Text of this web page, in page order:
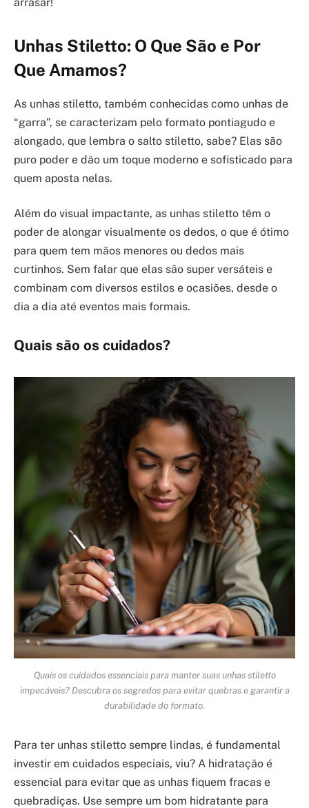
Unhas Stiletto: O Que São e Por
Que Amamos?
As unhas stiletto, também conhecidas como unhas de
“garra”, se caracterizam pelo formato pontiagudo e
alongado, que lembra o salto stiletto, sabe? Elas são
puro poder e dão um toque moderno e sofisticado para
quem aposta nelas.
Além do visual impactante, as unhas stiletto têm o
poder de alongar visualmente os dedos, o que é ótimo
para quem tem mãos menores ou dedos mais
curtinhos. Sem falar que elas são super versáteis e
combinam com diversos estilos e ocasiões, desde o
dia a dia até eventos mais formais.
Quais são os cuidados?
Quais os cuidados essenciais para manter suas unhas stiletto
impecáveis? Descubra os segredos para evitar quebras e garantir a
durabilidade do formato.
Para ter unhas stiletto sempre lindas, é fundamental
investir em cuidados especiais, viu? A hidratação é
essencial para evitar que as unhas fiquem fracas e
quebradiças. Use sempre um bom hidratante para